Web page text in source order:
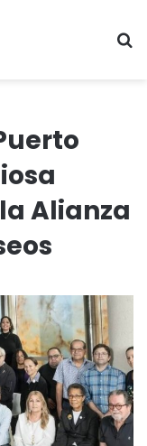
Alianza